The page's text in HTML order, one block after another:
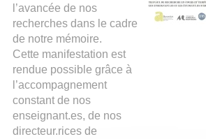
l’avancée de nos
recherches dans le cadre
de notre mémoire.
Cette manifestation est
rendue possible grâce à
l’accompagnement
constant de nos
enseignant.es, de nos
directeur.rices de